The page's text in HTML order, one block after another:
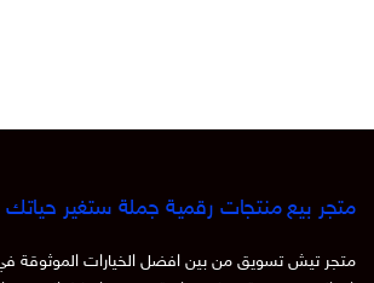
متجر بيع منتجات رقمية جملة ستغير حياتك
متجر تيش تسويق من بين افضل الخيارات الموثوقة